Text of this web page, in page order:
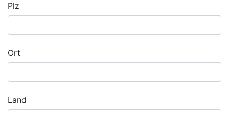
Plz
Ort
Land